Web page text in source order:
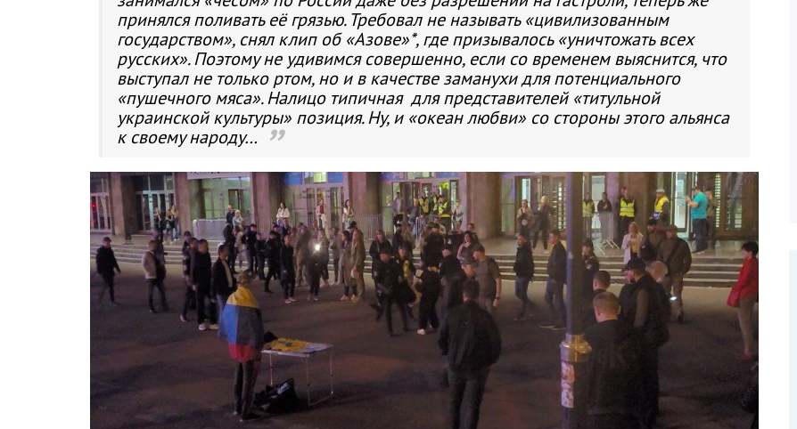
принялся поливать её грязью. Требовал не называть «цивилизованным
государством», снял клип об «Азове»*, где призывалось «уничтожать всех
русских». Поэтому не удивимся совершенно, если со временем выяснится, что
выступал не только ртом, но и в качестве заманухи для потенциального
«пушечного мяса». Налицо типичная для представителей «титульной
украинской культуры» позиция. Ну, и «океан любви» со стороны этого альянса
к своему народу…